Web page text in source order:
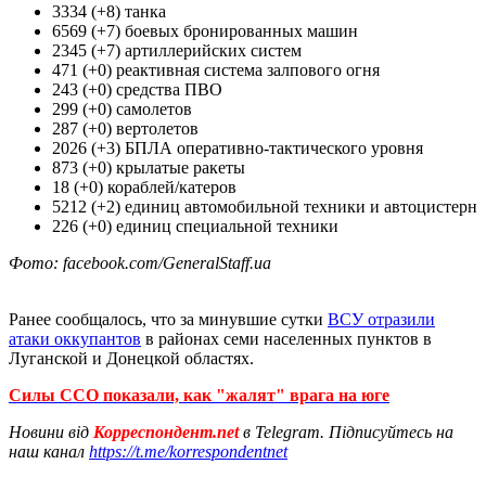
3334 (+8) танка
6569 (+7) боевых бронированных машин
2345 (+7) артиллерийских систем
471 (+0) реактивная система залпового огня
243 (+0) средства ПВО
299 (+0) самолетов
287 (+0) вертолетов
2026 (+3) БПЛА оперативно-тактического уровня
873 (+0) крылатые ракеты
18 (+0) кораблей/катеров
5212 (+2) единиц автомобильной техники и автоцистерн
226 (+0) единиц специальной техники
Фото: facebook.com/GeneralStaff.ua
Ранее сообщалось, что за минувшие сутки ВСУ отразили
атаки оккупантов в районах семи населенных пунктов в
Луганской и Донецкой областях.
Силы ССО показали, как "жалят" врага на юге
Новини від Корреспондент.netв Telegram. Підписуйтесь на
наш канал https://t.me/korrespondentnet